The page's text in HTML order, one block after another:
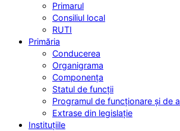
Primarul
Consiliul local
RUTI
Primăria
Conducerea
Organigrama
Componența
Statul de funcții
Programul de funcționare și de
Extrase din legislație
Instituțiile